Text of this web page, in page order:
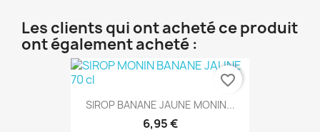
Les clients qui ont acheté ce produit
ont également acheté :
SIROP BANANE JAUNE MONIN...
6,95 €
favorite_border